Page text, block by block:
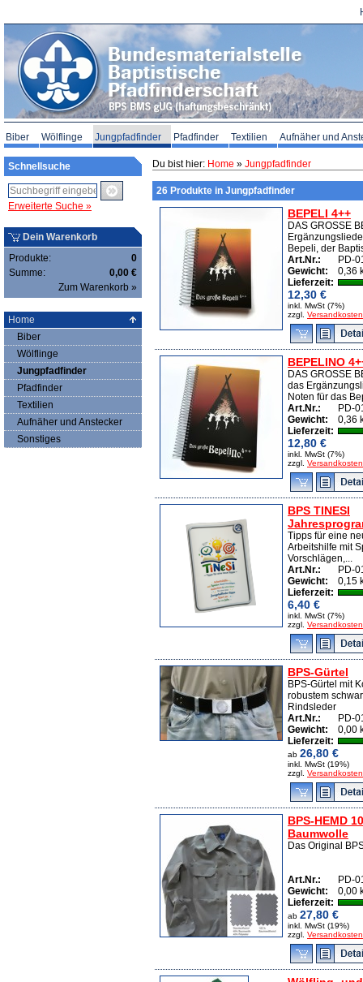
Biber Wölflinge Jungpfadfinder Pfadfinder Textilien Aufnäher und
Schnellsuche
Erweiterte Suche »
Dein Warenkorb
Produkte:
0
Summe:
0,00 €
Zum Warenkorb »
Home
Biber
Wölflinge
Jungpfadfinder
Pfadfinder
Textilien
Aufnäher und Anstecker
Sonstiges
Du bist hier: Home » Jungpfadfinder
26 Produkte in Jungpfadfinder
BEPELI 4++
DAS GROSSE
Bepeli, der
Art.Nr.:
PD-
Gewicht:
0,36
Lieferzeit:
12,30 €
inkl. MwSt (7%)
zzgl. Versandkosten
BEPELINO
DAS GROSSE
das
Noten für das
Art.Nr.:
PD-
Gewicht:
0,36
Lieferzeit:
12,80 €
inkl. MwSt (7%)
zzgl. Versandkosten
BPS TINESI
Tipps für eine
Arbeitshilfe mit
Vorschlägen,...
Art.Nr.:
PD-
Gewicht:
0,15
Lieferzeit:
6,40 €
inkl. MwSt (7%)
zzgl. Versandkosten
BPS-Gürtel
BPS-Gürtel mit
robustem
Rindsleder
Art.Nr.:
PD-
Gewicht:
0,00
Lieferzeit:
ab 26,80 €
inkl. MwSt (19%)
zzgl. Versandkosten
BPS-HEMD
Baumwolle
Das Original
Art.Nr.:
PD-
Gewicht:
0,00
Lieferzeit:
ab 27,80 €
inkl. MwSt (19%)
zzgl. Versandkosten